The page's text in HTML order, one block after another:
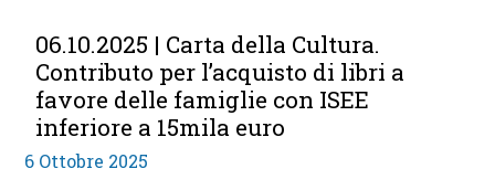
06.10.2025 | Carta della Cultura.
Contributo per l’acquisto di libri a
favore delle famiglie con ISEE
inferiore a 15mila euro
6 Ottobre 2025